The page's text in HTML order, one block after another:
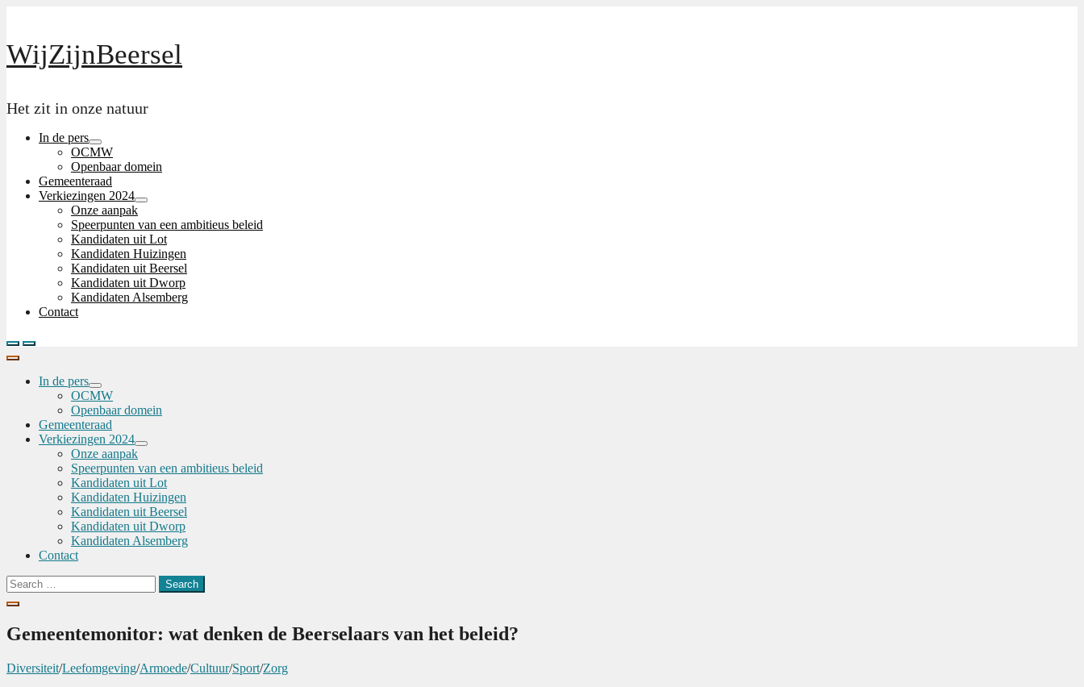
content
WijZijnBeersel
Het zit in onze natuur
In de pers
Menu
Toggle
OCMW
Openbaar domein
Gemeenteraad
Verkiezingen 2024
Menu
Onze aanpak
Speerpunten van een ambitieus beleid
Kandidaten uit Lot
Kandidaten Huizingen
Kandidaten uit Beersel
Kandidaten uit Dworp
Kandidaten Alsemberg
Contact
In de pers
Menu
Toggle
OCMW
Openbaar domein
Gemeenteraad
Verkiezingen 2024
Menu
Onze aanpak
Speerpunten van een ambitieus beleid
Kandidaten uit Lot
Kandidaten Huizingen
Kandidaten uit Beersel
Kandidaten uit Dworp
Kandidaten Alsemberg
Contact
Search
for:
Gemeentemonitor: wat denken de Beerselaars van het beleid?
Diversiteit/Leefomgeving/Armoede/Cultuur/Sport/Zorg